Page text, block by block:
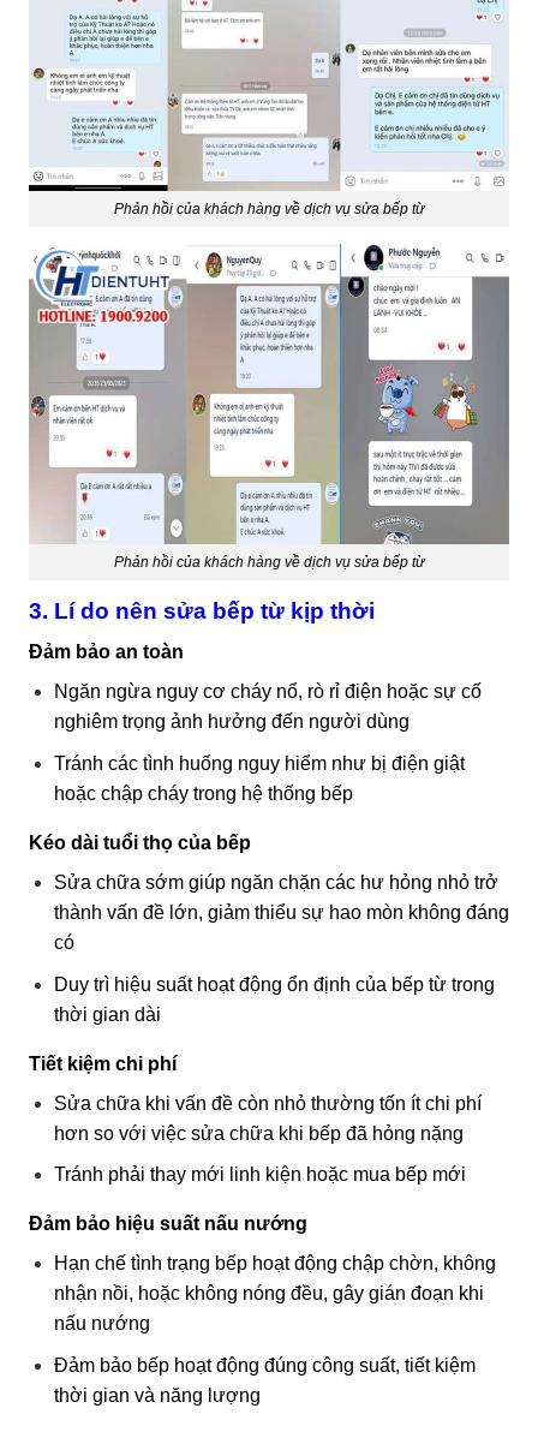
Phản hồi của khách hàng về dịch vụ sửa bếp từ
Phản hồi của khách hàng về dịch vụ sửa bếp từ
3. Lí do nên sửa bếp từ kịp thời
Đảm bảo an toàn
Ngăn ngừa nguy cơ cháy nổ, rò rỉ điện hoặc sự cố
nghiêm trọng ảnh hưởng đến người dùng
Tránh các tình huống nguy hiểm như bị điện giật
hoặc chập cháy trong hệ thống bếp
Kéo dài tuổi thọ của bếp
Sửa chữa sớm giúp ngăn chặn các hư hỏng nhỏ trở
thành vấn đề lớn, giảm thiểu sự hao mòn không đáng
có
Duy trì hiệu suất hoạt động ổn định của bếp từ trong
thời gian dài
Tiết kiệm chi phí
Sửa chữa khi vấn đề còn nhỏ thường tốn ít chi phí
hơn so với việc sửa chữa khi bếp đã hỏng nặng
Tránh phải thay mới linh kiện hoặc mua bếp mới
Đảm bảo hiệu suất nấu nướng
Hạn chế tình trạng bếp hoạt động chập chờn, không
nhận nồi, hoặc không nóng đều, gây gián đoạn khi
nấu nướng
Đảm bảo bếp hoạt động đúng công suất, tiết kiệm
thời gian và năng lượng